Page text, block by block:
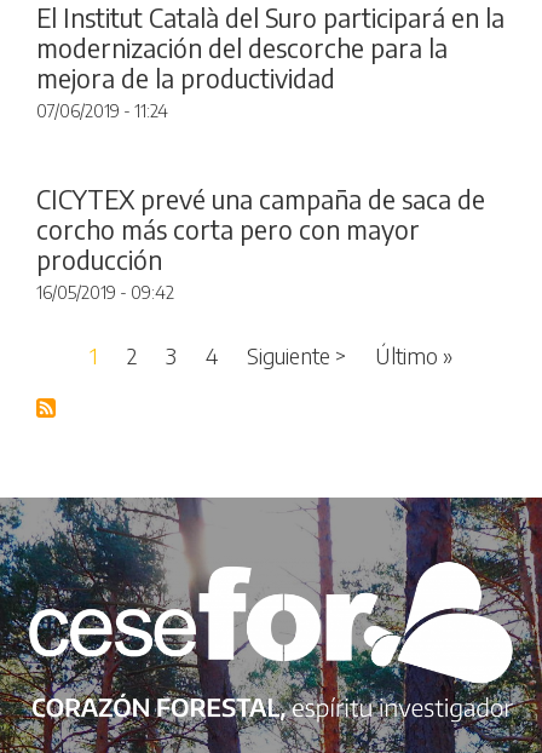
El Institut Català del Suro participará en la
modernización del descorche para la
mejora de la productividad
07/06/2019 - 11:24
CICYTEX prevé una campaña de saca de
corcho más corta pero con mayor
producción
16/05/2019 - 09:42
Paginación
1 2 3 4 Siguiente >Siguiente página
Último »Última